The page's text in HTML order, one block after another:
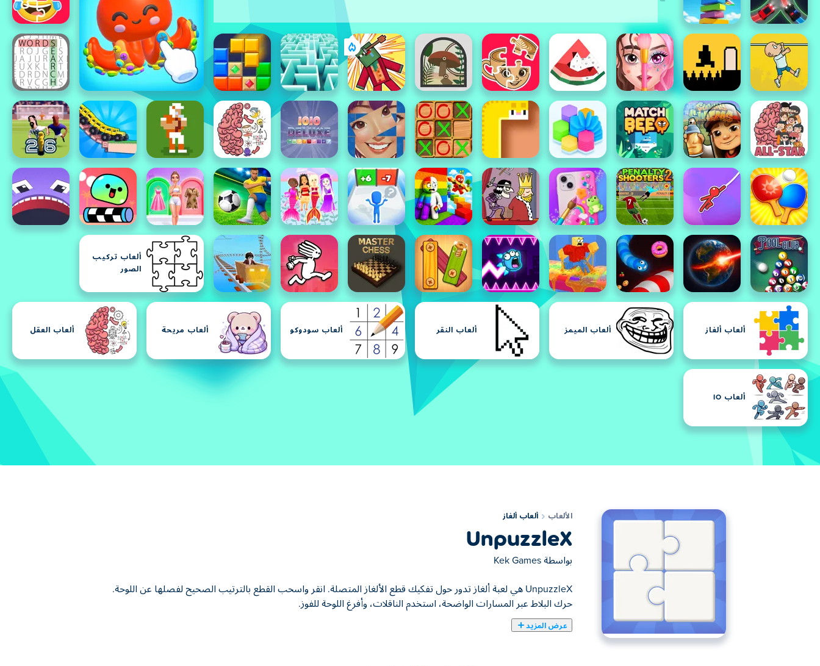
ألعاب تركيب
الصور
ألعاب ألغاز ألعاب الميمز ألعاب النقر ألعاب سودوكو ألعاب مريحة ألعاب العقل
ألعاب IO
الألعاب ألعاب ألغاز
UnpuzzleX
بواسطة Kek Games
UnpuzzleX هي لعبة ألغاز تدور حول تفكيك قطع الألغاز المتصلة. انقر واسحب القطع بالترتيب الصحيح لفصلها عن اللوحة.
حرك البلاط عبر المسارات الواضحة، استخدم الناقلات، وأفرغ اللوحة للفوز.
عرض المزيد
يمكنك هنا لعب UnpuzzleX. لعبة UnpuzzleX واحدة من ألعاب ألعاب ألغاز المختارة.